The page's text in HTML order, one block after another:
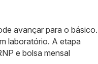
avançar para o básico.
laboratório. A etapa
e bolsa mensal